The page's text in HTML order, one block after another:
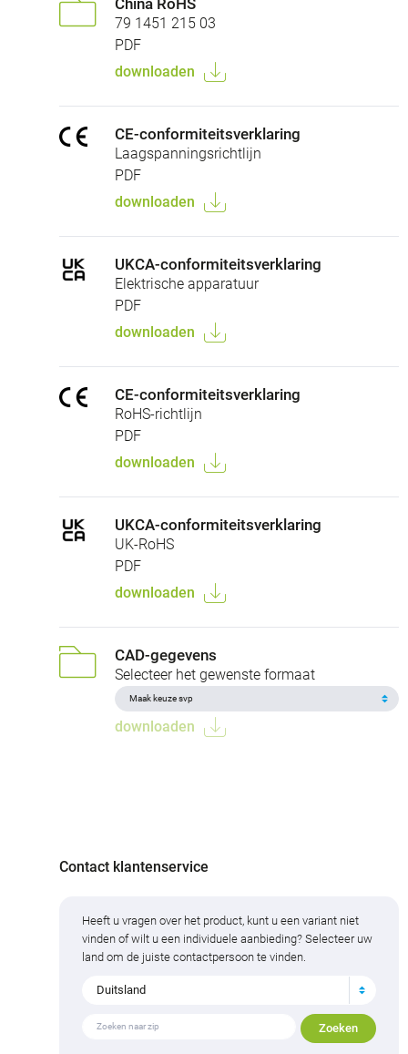
China RoHS
79 1451 215 03
PDF
downloaden
CE-conformiteitsverklaring
Laagspanningsrichtlijn
PDF
downloaden
UKCA-conformiteitsverklaring
Elektrische apparatuur
PDF
downloaden
CE-conformiteitsverklaring
RoHS-richtlijn
PDF
downloaden
UKCA-conformiteitsverklaring
UK-RoHS
PDF
downloaden
CAD-gegevens
Selecteer het gewenste formaat
downloaden
Contact klantenservice
Heeft u vragen over het product, kunt u een variant niet
vinden of wilt u een individuele aanbieding? Selecteer uw
land om de juiste contactpersoon te vinden.
Duitsland